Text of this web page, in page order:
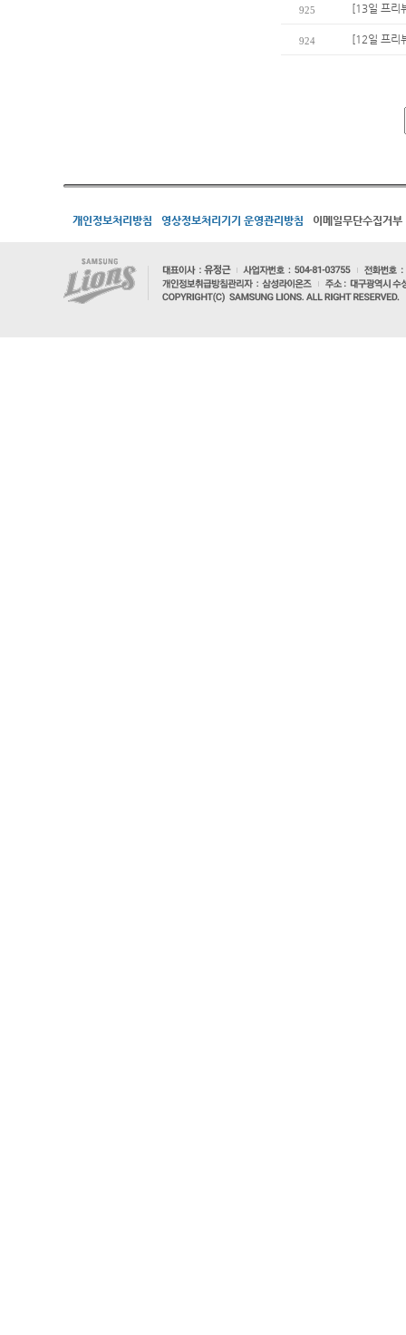
925 [13일 프리
924 [12일 프리
개인정보처리방침 영상정보처리기기 운영관리방침 이메일무단수집거부